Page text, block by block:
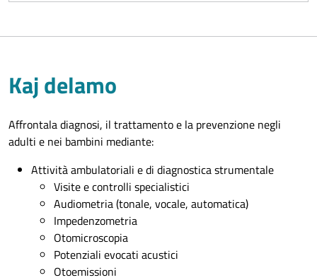
Kaj delamo
Affrontala diagnosi, il trattamento e la prevenzione negli
adulti e nei bambini mediante:
Attività ambulatoriali e di diagnostica strumentale
Visite e controlli specialistici
Audiometria (tonale, vocale, automatica)
Impedenzometria
Otomicroscopia
Potenziali evocati acustici
Otoemissioni